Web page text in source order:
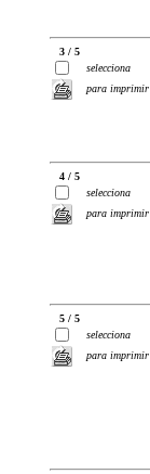
3 / 5
selecciona
para imprimir
4 / 5
selecciona
para imprimir
5 / 5
selecciona
para imprimir